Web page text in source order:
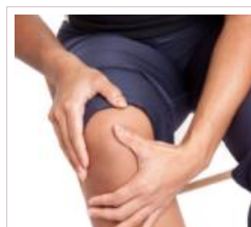
Медицинский туризм
Москва — Израиль